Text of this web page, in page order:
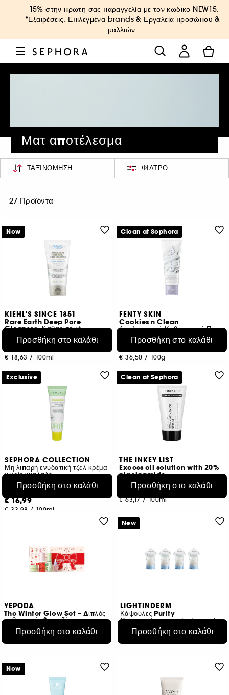
-15% στην πρωτη σας παραγγελία με τον κωδικο NEW15.
*Εξαιρέσεις: Επιλεγμένα brands & Εργαλεία προσώπου &
μαλλιών.
Ματ αποτέλεσμα
ΤΑΞΙΝΌΜΗΣΗ ΦΊΛΤΡΟ
27 Προϊόντα
KIEHL'S SINCE 1851
Rare Earth Deep Pore
Cleanser -Καθαριστικό
217
€ 18,63 / 100ml
Προσθήκη στο καλάθι
New
FENTY SKIN
Cookies n Clean
Απολεπιστικό Καθαριστικό Προσώπου
347
€ 36,50 / 100g
Προσθήκη στο καλάθι
Clean at Sephora
SEPHORA COLLECTION
Μη λιπαρή ενυδατική τζελ κρέμα
χωρίς γυαλάδα
218
€ 16,99
€ 33,98 / 100ml
Προσθήκη στο καλάθι
Exclusive
THE INKEY LIST
Excess oil solution with 20%
niacinamide
Face serum
€ 18,95
€ 63,17 /100ml
Προσθήκη στο καλάθι
Clean at Sephora
YEPODA
The Winter Glow Set – Διπλός
καθαρισμός & ενυδάτωση
€ 46,95
Προσθήκη στο καλάθι
LIGHTINDERM
Κάψουλες Purity
Ορός κατά των ατελειών εμπλουτισμένος με Σαλικυλικό οξύ και HA
€ 74,95
Προσθήκη στο καλάθι
New
New